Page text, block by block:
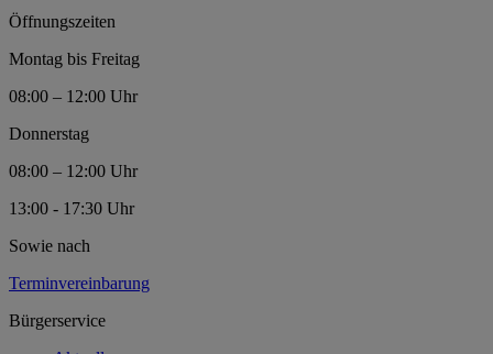
Öffnungszeiten
Montag bis Freitag
08:00 – 12:00 Uhr
Donnerstag
08:00 – 12:00 Uhr
13:00 - 17:30 Uhr
Sowie nach
Terminvereinbarung
Bürgerservice